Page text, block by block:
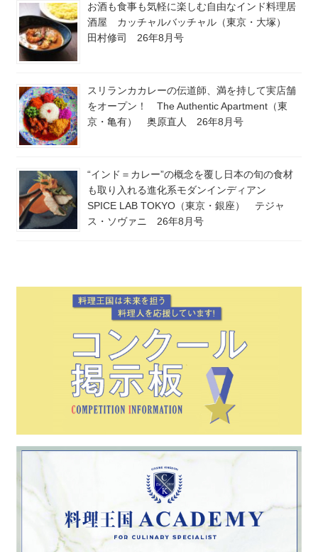
お酒も食事も気軽に楽しむ自由なインド料理居
酒屋 カッチャルバッチャル（東京・大塚）
田村修司 26年8月号
スリランカカレーの伝道師、満を持して実店舗
をオープン！ The Authentic Apartment（東
京・亀有） 奥原直人 26年8月号
“インド＝カレー”の概念を覆し日本の旬の食材
も取り入れる進化系モダンインディアン
SPICE LAB TOKYO（東京・銀座） テジャ
ス・ソヴァニ 26年8月号